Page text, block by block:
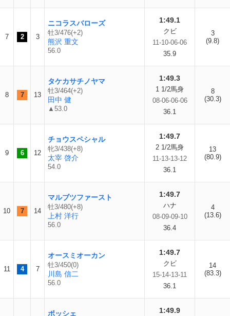
7 2 3
ニコラスバローズ
牡3/476(+2)
熊沢 重文
56.0
1:49.1
クビ
11-10-06-06
35.9
3
(9.8)
8 7 13
タケカサチノヤマ
牡3/464(+2)
田中 健
▲53.0
1:49.3
1 1/2馬身
08-06-06-06
36.1
8
(30.3)
9 6 12
チョウスペシャル
牝3/438(+8)
太宰 啓介
54.0
1:49.7
2 1/2馬身
11-13-13-12
36.1
13
(80.9)
10 7 14
マルブツファースト
牡3/480(+8)
上村 洋行
56.0
1:49.7
ハナ
08-09-09-10
36.4
4
(13.6)
11 4 7
オースミオーカン
牡3/450(0)
川島 信二
56.0
1:49.7
クビ
15-14-13-11
36.1
14
(83.3)
ポッシェ 1:49.9